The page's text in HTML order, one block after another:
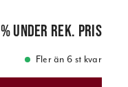
%under rek. pris
Fler än 6 st kvar